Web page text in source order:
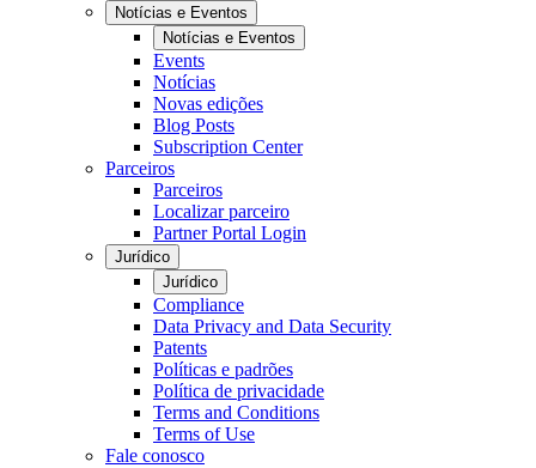
Notícias e Eventos
Notícias e Eventos
Events
Notícias
Novas edições
Blog Posts
Subscription Center
Parceiros
Parceiros
Localizar parceiro
Partner Portal Login
Jurídico
Jurídico
Compliance
Data Privacy and Data Security
Patents
Políticas e padrões
Política de privacidade
Terms and Conditions
Terms of Use
Fale conosco